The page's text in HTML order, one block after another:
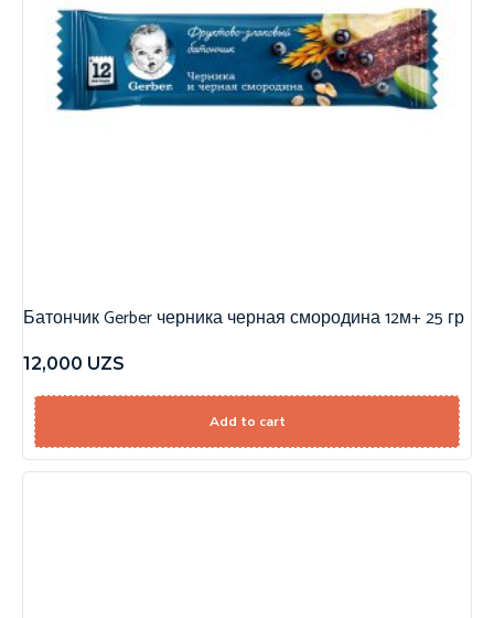
Батончик Gerber черника черная смородина 12м+ 25 гр
12,000 UZS
Add to cart